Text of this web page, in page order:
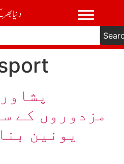
مزدوروں کے
یونین